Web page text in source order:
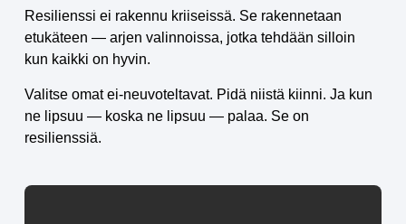
Resilienssi ei rakennu kriiseissä. Se rakennetaan
etukäteen — arjen valinnoissa, jotka tehdään silloin
kun kaikki on hyvin.
Valitse omat ei-neuvoteltavat. Pidä niistä kiinni. Ja kun
ne lipsuu — koska ne lipsuu — palaa. Se on
resilienssiä.